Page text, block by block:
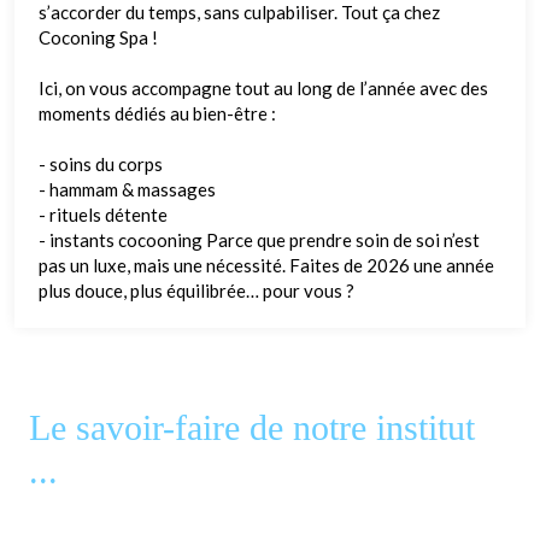
s’accorder du temps, sans culpabiliser. Tout ça chez
Coconing Spa !
Ici, on vous accompagne tout au long de l’année avec des
moments dédiés au bien-être :
- soins du corps
- hammam & massages
- rituels détente
- instants cocooning Parce que prendre soin de soi n’est
pas un luxe, mais une nécessité. Faites de 2026 une année
plus douce, plus équilibrée… pour vous ?
Le savoir-faire de notre institut
...